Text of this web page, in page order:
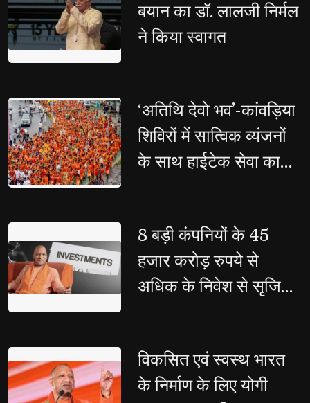
बयान का डॉ. लालजी निर्मल
ने किया स्वागत
‘अतिथि देवो भव’-कांवड़िया
शिविरों में सात्विक व्यंजनों
के साथ हाईटेक सेवा का
8 बड़ी कंपनियों के 45
हजार करोड़ रुपये से
अधिक के निवेश से सृजित
विकसित एवं स्वस्थ भारत
के निर्माण के लिए योगी